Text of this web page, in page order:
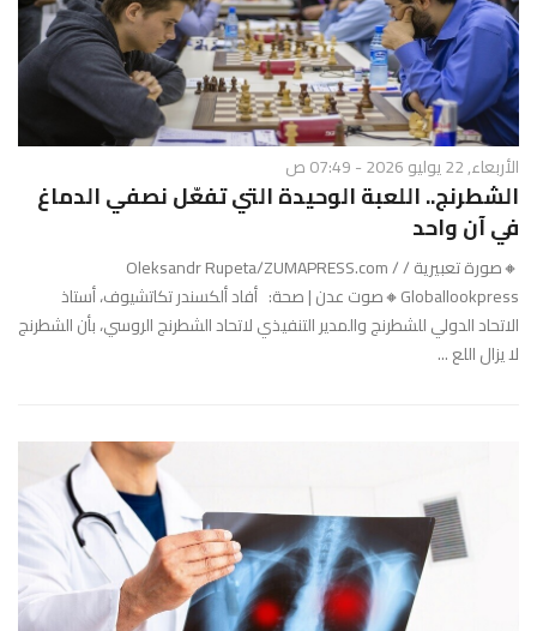
الأربعاء, 22 يوليو 2026 - 07:49 ص
الشطرنج.. اللعبة الوحيدة التي تفعّل نصفي الدماغ
في آن واحد
🔸صورة تعبيرية / Oleksandr Rupeta/ZUMAPRESS.com /
Globallookpress🔸صوت عدن | صحة: أفاد ألكسندر تكاتشيوف، أستاذ
الاتحاد الدولي للشطرنج والمدير التنفيذي لاتحاد الشطرنج الروسي، بأن الشطرنج
لا يزال اللع ...